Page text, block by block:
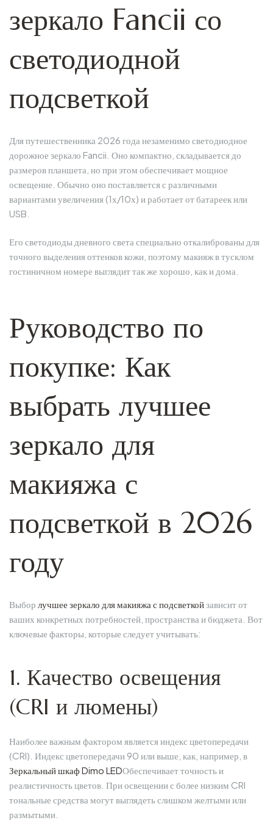
зеркало Fancii со
светодиодной
подсветкой
Для путешественника 2026 года незаменимо светодиодное
дорожное зеркало Fancii. Оно компактно, складывается до
размеров планшета, но при этом обеспечивает мощное
освещение. Обычно оно поставляется с различными
вариантами увеличения (1х/10х) и работает от батареек или
USB.
Его светодиоды дневного света специально откалиброваны для
точного выделения оттенков кожи, поэтому макияж в тусклом
гостиничном номере выглядит так же хорошо, как и дома.
Руководство по
покупке: Как
выбрать лучшее
зеркало для
макияжа с
подсветкой в 2026
году
Выбор лучшее зеркало для макияжа с подсветкойзависит от
ваших конкретных потребностей, пространства и бюджета. Вот
ключевые факторы, которые следует учитывать:
1. Качество освещения
(CRI и люмены)
Наиболее важным фактором является индекс цветопередачи
(CRI). Индекс цветопередачи 90 или выше, как, например, в
Зеркальный шкаф Dimo LEDОбеспечивает точность и
реалистичность цветов. При освещении с более низким CRI
тональные средства могут выглядеть слишком желтыми или
размытыми.